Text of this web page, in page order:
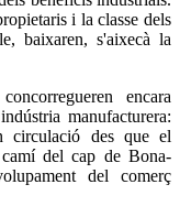
i la classe dels
baixaren, s'aixecà la
encara
manufacturera:
circulació des que el
del cap de Bona-
del comerç